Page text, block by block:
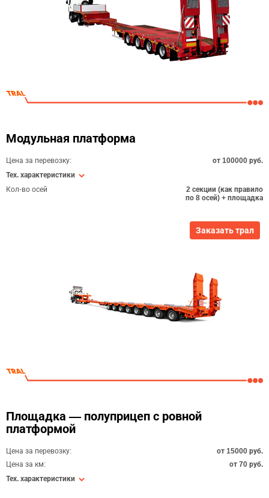
Модульная платформа
Цена за перевозку:
от 100000 руб.
Тех. характеристики
Кол-во осей
2 секции (как правило
по 8 осей) + площадка
Заказать трал
Площадка — полуприцеп с ровной
платформой
Цена за перевозку:
от 15000 руб.
Цена за км:
от 70 руб.
Тех. характеристики